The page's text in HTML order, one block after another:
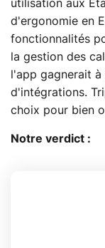
utilisation aux
d'ergonomie en
fonctionnalités
la gestion des
l'app gagnerait
d'intégrations.
choix pour bien
Notre verdict :